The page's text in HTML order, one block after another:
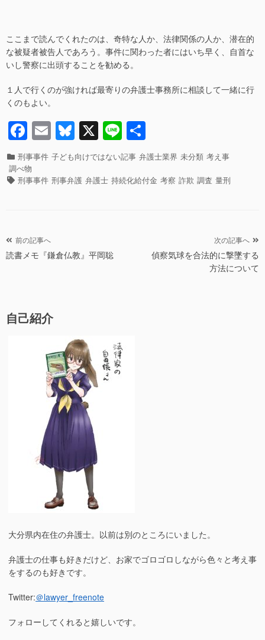
ここまで読んでくれたのは、奇特な人か、法律関係の人か、潜在的
な被疑者被告人であろう。事件に関わった者にはいち早く、自首な
いし警察に出頭することを勧める。
１人で行くのが強ければ最寄りの弁護士事務所に相談して一緒に行
くのもよい。
F
a
c
e
o
k
E
m
ail
Bl
u
e
sk
X Li
n
e
有
カ
テ
ゴ
刑事事件 子ども向けではない記事 弁護士業界 未分類 考え事
調べ物
タ 刑事事件 刑事弁護 弁護士 持続化給付金 考察 詐欺 調査 量刑
投
稿
ー
前の記事へ
読書メモ『鎌倉仏教』平岡聡
次の記事へ
偵察気球を合法的に撃墜する
方法について
自己紹介
大分県内在住の弁護士。以前は別のところにいました。
弁護士の仕事も好きだけど、お家でゴロゴロしながら色々と考え事
をするのも好きです。
Twitter:＠lawyer_freenote
フォローしてくれると嬉しいです。